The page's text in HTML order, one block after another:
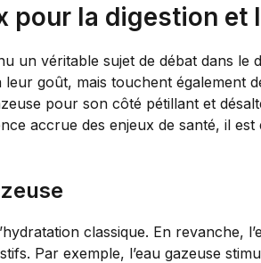
pour la digestion et
un véritable sujet de débat dans
goût, mais touchent également
pour son côté pétillant et
accrue des enjeux de santé, il
classique. En revanche,
Par exemple, l’eau gazeuse